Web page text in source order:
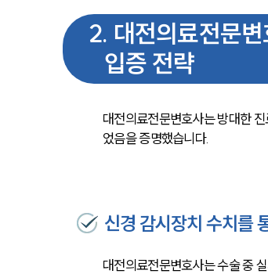
2. 대전의료전문
입증 전략
대전의료전문변호사는 방대한
었음을 증명했습니다.
신경 감시장치 수치를
대전의료전문변호사는 수술 중